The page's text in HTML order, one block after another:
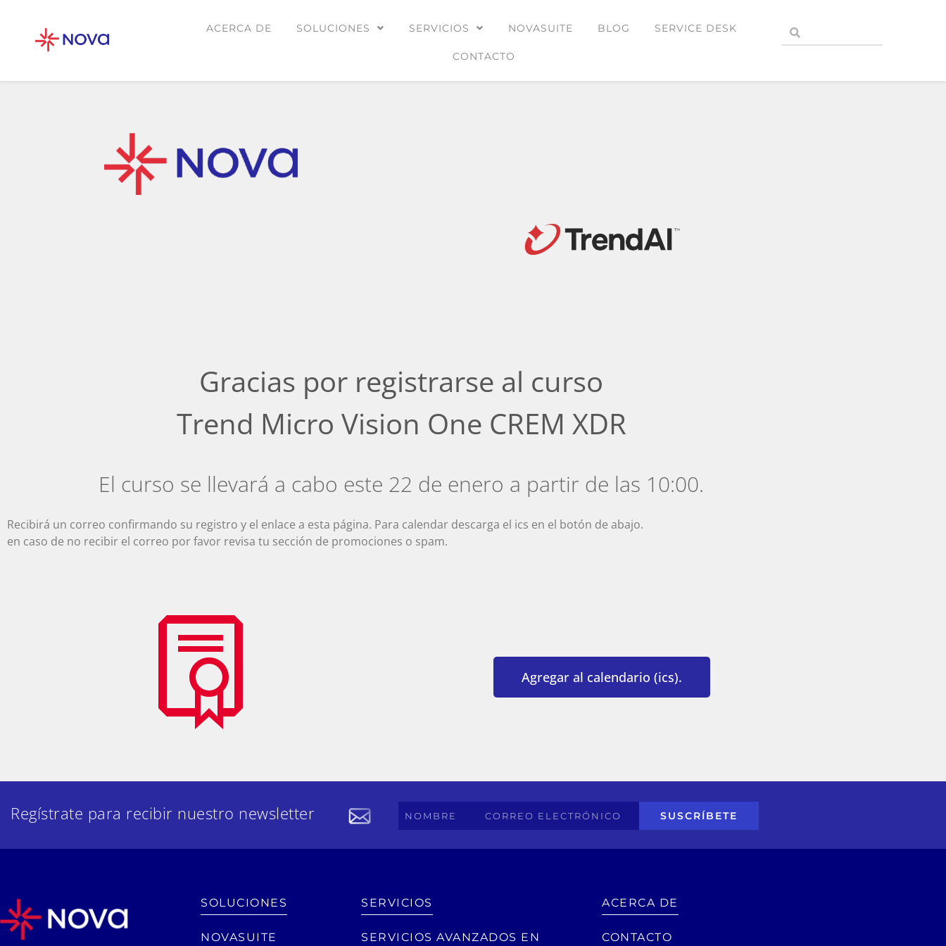
ACERCA DE SOLUCIONES SERVICIOS NOVASUITE BLOG SERVICE DESK
CONTACTO
Gracias por registrarse al curso
Trend Micro Vision One CREM XDR
El curso se llevará a cabo este 22 de enero a partir de las 10:00.
Recibirá un correo confirmando su registro y el enlace a esta página. Para calendar descarga el ics en el botón de abajo.
en caso de no recibir el correo por favor revisa tu sección de promociones o spam.
Agregar al calendario (ics).
Regístrate para recibir nuestro newsletter SUSCRÍBETE
SOLUCIONES
NOVASUITE
SERVICIOS
SERVICIOS AVANZADOS EN
ACERCA DE
CONTACTO